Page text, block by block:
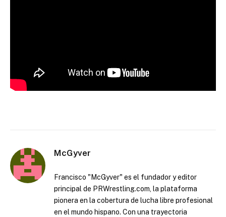
McGyver
Francisco "McGyver" es el fundador y editor
principal de PRWrestling.com, la plataforma
pionera en la cobertura de lucha libre profesional
en el mundo hispano. Con una trayectoria